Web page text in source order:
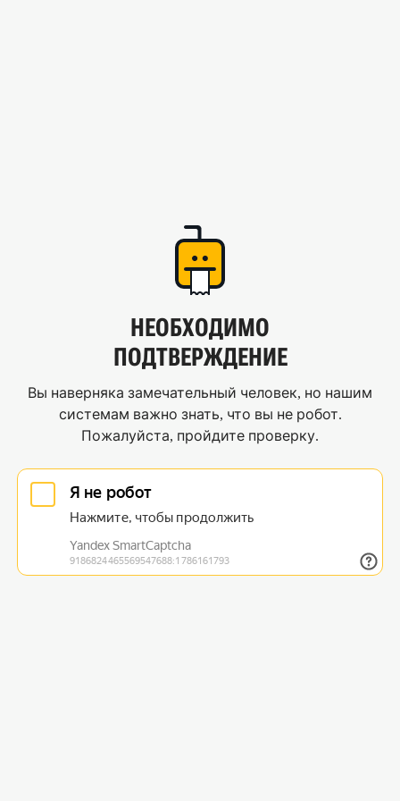
НЕОБХОДИМО
ПОДТВЕРЖДЕНИЕ
Вы наверняка замечательный человек, но нашим
системам важно знать, что вы не робот.
Пожалуйста, пройдите проверку.